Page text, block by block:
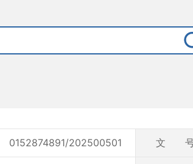
0152874891/202500501 文